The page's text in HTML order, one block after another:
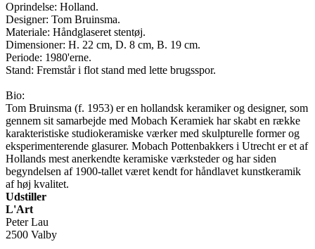
Oprindelse: Holland.
Designer: Tom Bruinsma.
Materiale: Håndglaseret stentøj.
Dimensioner: H. 22 cm, D. 8 cm, B. 19 cm.
Periode: 1980'erne.
Stand: Fremstår i flot stand med lette brugsspor.
Bio:
Tom Bruinsma (f. 1953) er en hollandsk keramiker og designer, som
gennem sit samarbejde med Mobach Keramiek har skabt en række
karakteristiske studiokeramiske værker med skulpturelle former og
eksperimenterende glasurer. Mobach Pottenbakkers i Utrecht er et af
Hollands mest anerkendte keramiske værksteder og har siden
begyndelsen af 1900-tallet været kendt for håndlavet kunstkeramik
af høj kvalitet.
Udstiller
L'Art
Peter Lau
2500 Valby